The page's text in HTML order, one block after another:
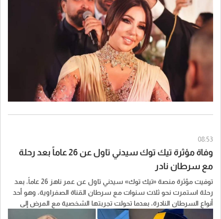
08:53
وفاة مؤثرة تيك توك سيدني تاول عن 26 عاماً بعد رحلة
مع سرطان نادر
توفيت مؤثرة منصة «تيك توك» سيدني تاول عن عمر ناهز 26 عاماً، بعد
رحلة استمرت نحو ثلاث سنوات مع سرطان القناة الصفراوية، وهو أحد
أنواع السرطان النادرة، بعدما تحولت تجربتها الشخصية مع المرض إلى
قصة تابعها أكثر من مليون شخص عبر مواقع التواصل الاجتماعي.